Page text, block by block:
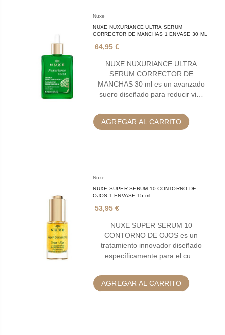
Nuxe
NUXE NUXURIANCE ULTRA SERUM
CORRECTOR DE MANCHAS 1 ENVASE 30 ML
64,95 €
NUXE NUXURIANCE ULTRA
SERUM CORRECTOR DE
MANCHAS 30 ml es un avanzado
suero diseñado para reducir vi…
AGREGAR AL CARRITO
Nuxe
NUXE SUPER SERUM 10 CONTORNO DE
OJOS 1 ENVASE 15 ml
53,95 €
NUXE SUPER SERUM 10
CONTORNO DE OJOS es un
tratamiento innovador diseñado
específicamente para el cu…
AGREGAR AL CARRITO